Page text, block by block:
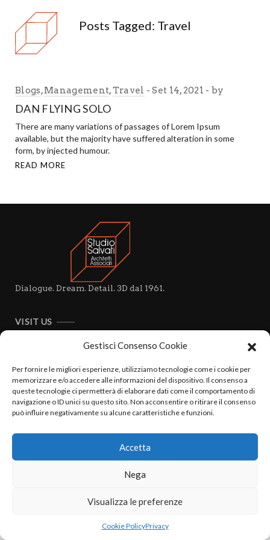
Gestisci Consenso Cookie
Per fornire le migliori esperienze, utilizziamo tecnologie come i cookie per
memorizzare e/o accedere alle informazioni del dispositivo. Il consenso a
queste tecnologie ci permetterà di elaborare dati come il comportamento di
navigazione o ID unici su questo sito. Non acconsentire o ritirare il consenso
può influire negativamente su alcune caratteristiche e funzioni.
Accetta
Nega
Visualizza le preferenze
Cookie PolicyPrivacy
Posts Tagged: Travel
Blogs,Management,Travel Set 14, 2021 by
DAN FLYING SOLO
There are many variations of passages of Lorem Ipsum
available, but the majority have suffered alteration in some
form, by injected humour.
READ MORE
Dialogue. Dream. Detail. 3D dal 1961.
VISIT US
CALL US
+39 02 7611 8063
+39 02 70008871
info@studiosalvati.it